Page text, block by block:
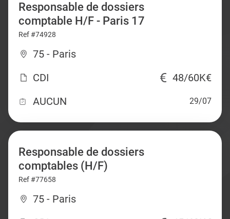
Responsable de dossiers
comptable H/F - Paris 17
Ref #74928
75 - Paris
CDI
48/60K€
AUCUN
29/07
Responsable de dossiers
comptables (H/F)
Ref #77658
75 - Paris